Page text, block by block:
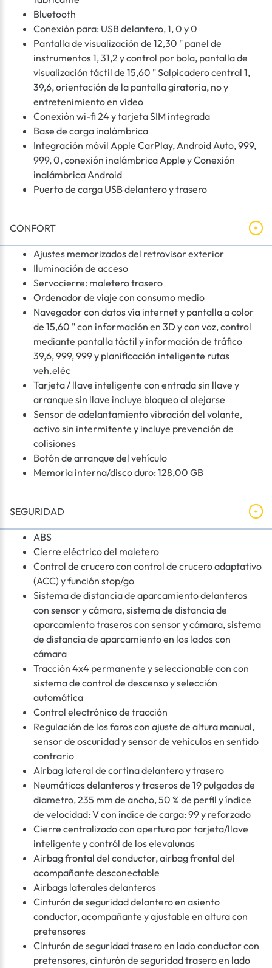
Bluetooth
Conexión para: USB delantero, 1, 0 y 0
Pantalla de visualización de 12,30 " panel de
instrumentos 1, 31,2 y control por bola, pantalla de
visualización táctil de 15,60 " Salpicadero central 1,
39,6, orientación de la pantalla giratoria, no y
entretenimiento en vídeo
Conexión wi-fi 24 y tarjeta SIM integrada
Base de carga inalámbrica
Integración móvil Apple CarPlay, Android Auto, 999,
999, 0, conexión inalámbrica Apple y Conexión
inalámbrica Android
Puerto de carga USB delantero y trasero
CONFORT
Ajustes memorizados del retrovisor exterior
Iluminación de acceso
Servocierre: maletero trasero
Ordenador de viaje con consumo medio
Navegador con datos vía internet y pantalla a color
de 15,60 " con información en 3D y con voz, control
mediante pantalla táctil y información de tráfico
39,6, 999, 999 y planificación inteligente rutas
veh.eléc
Tarjeta / llave inteligente con entrada sin llave y
arranque sin llave incluye bloqueo al alejarse
Sensor de adelantamiento vibración del volante,
activo sin intermitente y incluye prevención de
colisiones
Botón de arranque del vehículo
Memoria interna/disco duro: 128,00 GB
SEGURIDAD
ABS
Cierre eléctrico del maletero
Control de crucero con control de crucero adaptativo
(ACC) y función stop/go
Sistema de distancia de aparcamiento delanteros
con sensor y cámara, sistema de distancia de
aparcamiento traseros con sensor y cámara, sistema
de distancia de aparcamiento en los lados con
cámara
Tracción 4x4 permanente y seleccionable con con
sistema de control de descenso y selección
automática
Control electrónico de tracción
Regulación de los faros con ajuste de altura manual,
sensor de oscuridad y sensor de vehículos en sentido
contrario
Airbag lateral de cortina delantero y trasero
Neumáticos delanteros y traseros de 19 pulgadas de
diametro, 235 mm de ancho, 50 % de perfil y índice
de velocidad: V con índice de carga: 99 y reforzado
Cierre centralizado con apertura por tarjeta/llave
inteligente y contról de los elevalunas
Airbag frontal del conductor, airbag frontal del
acompañante desconectable
Airbags laterales delanteros
Cinturón de seguridad delantero en asiento
conductor, acompañante y ajustable en altura con
pretensores
Cinturón de seguridad trasero en lado conductor con
pretensores, cinturón de seguridad trasero en lado